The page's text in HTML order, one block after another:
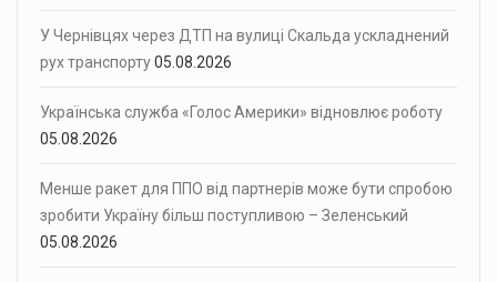
У Чернівцях через ДТП на вулиці Скальда ускладнений
рух транспорту05.08.2026
Українська служба «Голос Америки» відновлює роботу
05.08.2026
Менше ракет для ППО від партнерів може бути спробою
зробити Україну більш поступливою – Зеленський
05.08.2026